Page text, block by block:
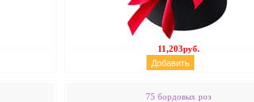
11,203руб.
75 бордовых роз